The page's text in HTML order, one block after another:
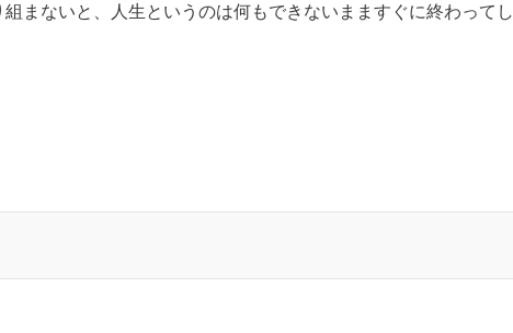
まないと、人生というのは何もできないまますぐに終わってし